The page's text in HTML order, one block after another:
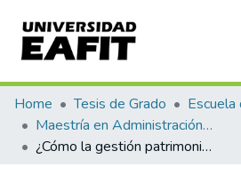
Communities & Collections
All of DSpace
Home Tesis de Grado
Maestría en Administración Financiera (tesis)
¿Cómo la gestión patrimonial y el entendimiento del impacto fiscal de los diferentes productos de inversión en Colombia afectan la rentabilidad neta de un portafolio en el largo plazo?